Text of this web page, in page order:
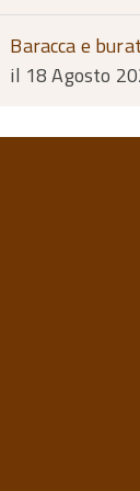
Baracca e
il 18 Agosto